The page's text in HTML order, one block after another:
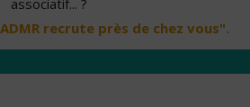
recrute près de chez vous".